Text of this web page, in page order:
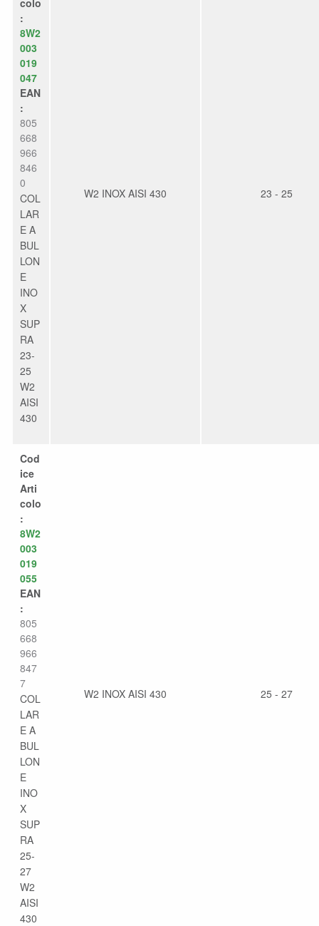
:
8W2
003
019
047
EAN
:
805
668
966
846
0
COL
LAR
E A
BUL
LON
E
INO
X
SUP
RA
23-
25
W2
AISI
430
W2 INOX AISI 430 23 - 25
Cod
ice
Arti
colo
:
8W2
003
019
055
EAN
:
805
668
966
847
7
COL
LAR
E A
BUL
LON
E
INO
X
SUP
RA
25-
27
W2
AISI
430
W2 INOX AISI 430 25 - 27